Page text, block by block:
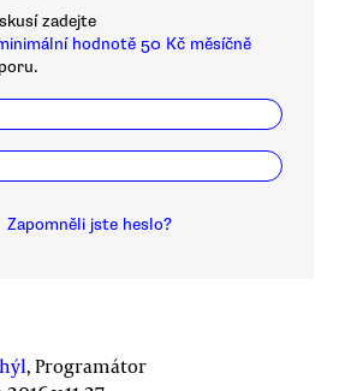
zadejte
hodnotě 50 Kč měsíčně
Zapomněli jste heslo?
, Programátor